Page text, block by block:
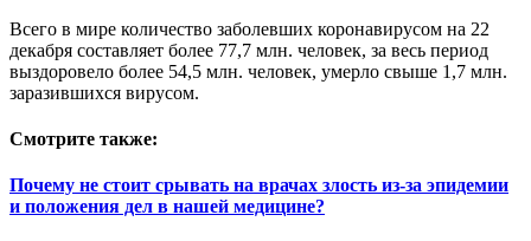
Всего в мире количество заболевших коронавирусом на 22
декабря составляет более 77,7 млн. человек, за весь период
выздоровело более 54,5 млн. человек, умерло свыше 1,7 млн.
заразившихся вирусом.
Смотрите также:
Почему не стоит срывать на врачах злость из-за эпидемии
и положения дел в нашей медицине?